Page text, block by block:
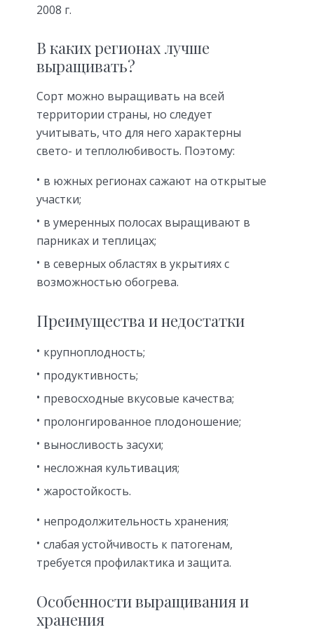
2008 г.
В каких регионах лучше
выращивать?
Сорт можно выращивать на всей
территории страны, но следует
учитывать, что для него характерны
свето- и теплолюбивость. Поэтому:
в южных регионах сажают на открытые
участки;
в умеренных полосах выращивают в
парниках и теплицах;
в северных областях в укрытиях с
возможностью обогрева.
Преимущества и недостатки
крупноплодность;
продуктивность;
превосходные вкусовые качества;
пролонгированное плодоношение;
выносливость засухи;
несложная культивация;
жаростойкость.
непродолжительность хранения;
слабая устойчивость к патогенам,
требуется профилактика и защита.
Особенности выращивания и
хранения